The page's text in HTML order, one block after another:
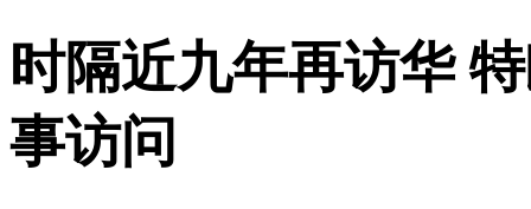
时隔近九年再访华
事访问